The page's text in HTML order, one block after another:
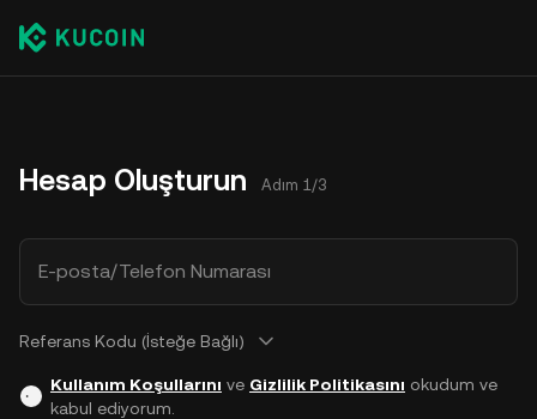
Hesap Oluşturun Adım 1/3
E-posta/Telefon Numarası
Referans Kodu (İsteğe Bağlı)
Kullanım Koşullarını ve Gizlilik Politikasını okudum ve
kabul ediyorum.